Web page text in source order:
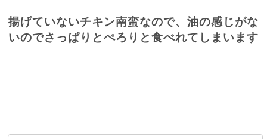
揚げていないチキン南蛮なので、油の感じがな
いのでさっぱりとぺろりと食べれてしまいます